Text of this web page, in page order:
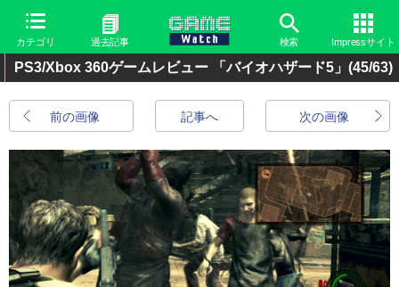
カテゴリ 過去記事 検索 Impressサイト
PS3/Xbox 360ゲームレビュー 「バイオハザード5」 (45/63)
前の画像 次の画像
記事へ